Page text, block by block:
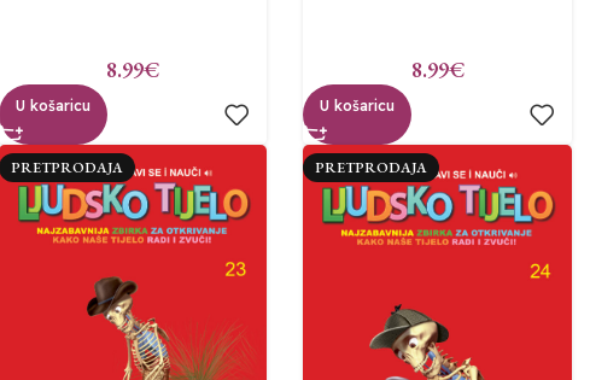
8.99€
U košaricu
8.99€
U košaricu
PRETPRODAJA PRETPRODAJA